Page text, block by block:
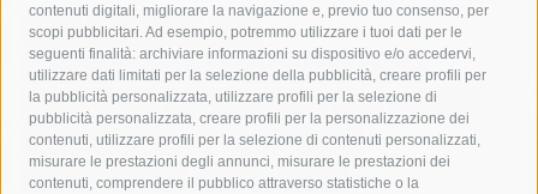
contenuti digitali, migliorare la navigazione e, previo tuo consenso, per
scopi pubblicitari. Ad esempio, potremmo utilizzare i tuoi dati per le
seguenti finalità: archiviare informazioni su dispositivo e/o accedervi,
utilizzare dati limitati per la selezione della pubblicità, creare profili per
la pubblicità personalizzata, utilizzare profili per la selezione di
pubblicità personalizzata, creare profili per la personalizzazione dei
contenuti, utilizzare profili per la selezione di contenuti personalizzati,
misurare le prestazioni degli annunci, misurare le prestazioni dei
contenuti, comprendere il pubblico attraverso statistiche o la
acqua allerta meteo
anas
area marina protetta di punta campanella
arresto
Asl Napoli 3 sud
capitaneria di porto capri
carabinieri
castellammare di stabia
circumvesuviana
comune di sorrento
concerto
contagi